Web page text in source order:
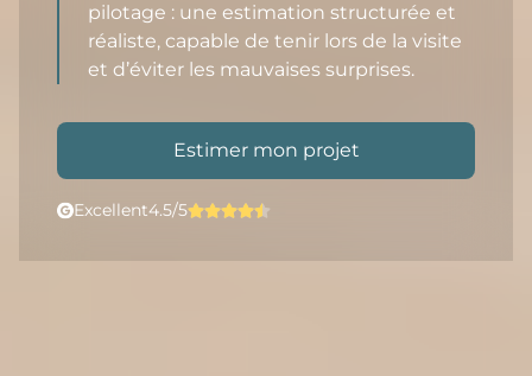
pilotage : une estimation structurée et
réaliste, capable de tenir lors de la visite
et d’éviter les mauvaises surprises.
Estimer mon projet
Excellent4.5/5